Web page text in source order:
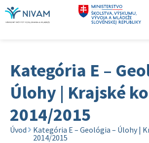
Kategória E –
Úlohy | Krajské
2014/2015
Úvod
Kategória E – Geológia – Úlohy |
2014/2015